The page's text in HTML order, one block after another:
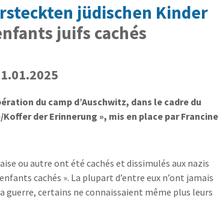
jüdischen Kinder
juifs cachés
du camp d’Auschwitz, dans le cadre du
der Erinnerung », mis en place par Francine
ou autre ont été cachés et dissimulés aux nazis
cachés ». La plupart d’entre eux n’ont jamais
guerre, certains ne connaissaient même plus leurs